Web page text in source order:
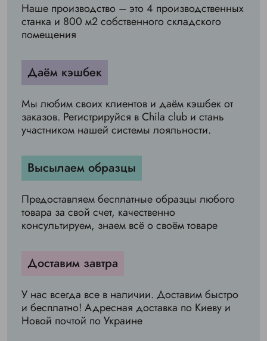
Наше производство – это 4 производственных
станка и 800 м2 собственного складского
помещения
Даём кэшбек
Мы любим своих клиентов и даём кэшбек от
заказов. Регистрируйся в Chila club и стань
участником нашей системы лояльности.
Высылаем образцы
Предоставляем бесплатные образцы любого
товара за свой счет, качественно
консультируем, знаем всё о своём товаре
Доставим завтра
У нас всегда все в наличии. Доставим быстро
и бесплатно! Адресная доставка по Киеву и
Новой почтой по Украине